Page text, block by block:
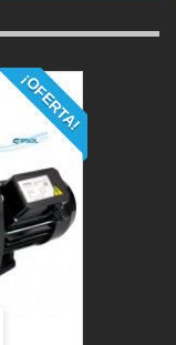
¡OFERTA!